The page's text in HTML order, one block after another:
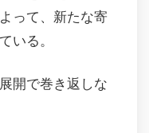
って、新たな寄
いる。
開で巻き返しな